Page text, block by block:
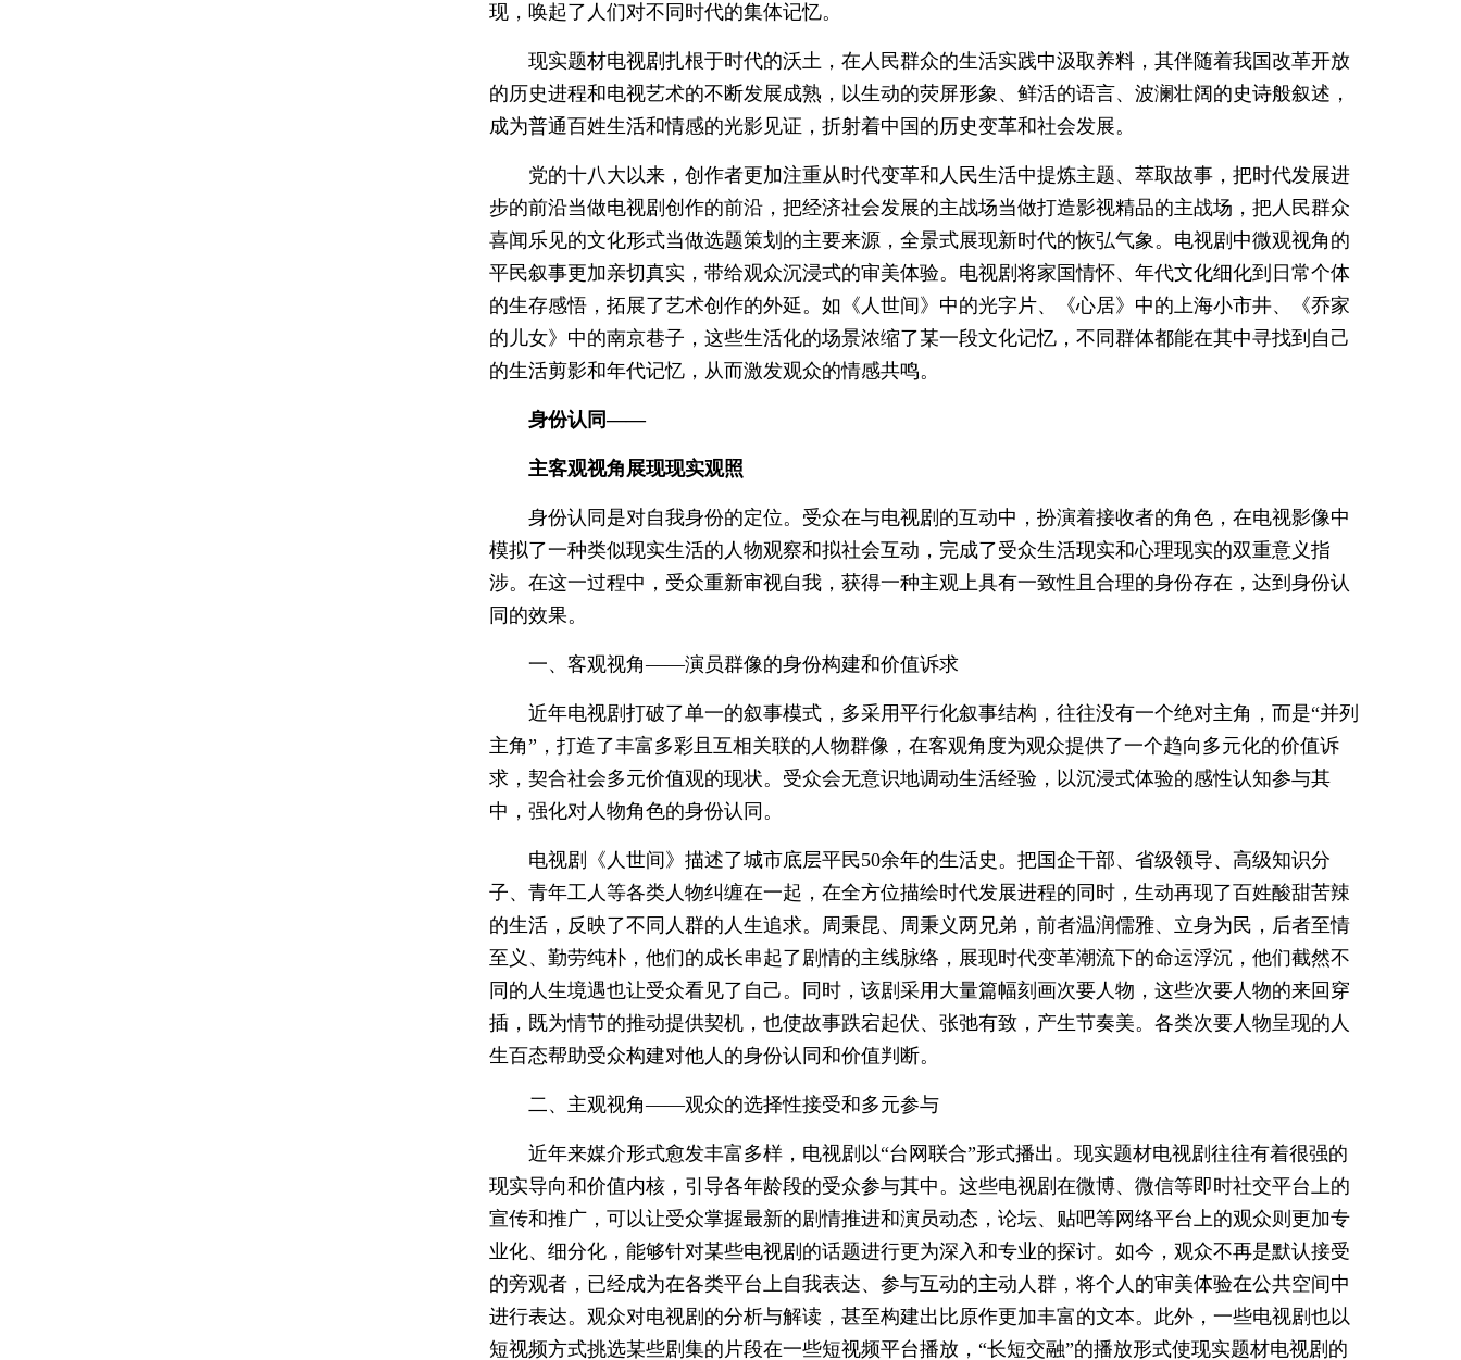
现，唤起了人们对不同时代的集体记忆。
现实题材电视剧扎根于时代的沃土，在人民群众的生活实践中汲取养料，其伴随着我国改革开放
的历史进程和电视艺术的不断发展成熟，以生动的荧屏形象、鲜活的语言、波澜壮阔的史诗般叙述，
成为普通百姓生活和情感的光影见证，折射着中国的历史变革和社会发展。
党的十八大以来，创作者更加注重从时代变革和人民生活中提炼主题、萃取故事，把时代发展进
步的前沿当做电视剧创作的前沿，把经济社会发展的主战场当做打造影视精品的主战场，把人民群众
喜闻乐见的文化形式当做选题策划的主要来源，全景式展现新时代的恢弘气象。电视剧中微观视角的
平民叙事更加亲切真实，带给观众沉浸式的审美体验。电视剧将家国情怀、年代文化细化到日常个体
的生存感悟，拓展了艺术创作的外延。如《人世间》中的光字片、《心居》中的上海小市井、《乔家
的儿女》中的南京巷子，这些生活化的场景浓缩了某一段文化记忆，不同群体都能在其中寻找到自己
的生活剪影和年代记忆，从而激发观众的情感共鸣。
身份认同——
主客观视角展现现实观照
身份认同是对自我身份的定位。受众在与电视剧的互动中，扮演着接收者的角色，在电视影像中
模拟了一种类似现实生活的人物观察和拟社会互动，完成了受众生活现实和心理现实的双重意义指
涉。在这一过程中，受众重新审视自我，获得一种主观上具有一致性且合理的身份存在，达到身份认
同的效果。
一、客观视角——演员群像的身份构建和价值诉求
近年电视剧打破了单一的叙事模式，多采用平行化叙事结构，往往没有一个绝对主角，而是“并列
主角”，打造了丰富多彩且互相关联的人物群像，在客观角度为观众提供了一个趋向多元化的价值诉
求，契合社会多元价值观的现状。受众会无意识地调动生活经验，以沉浸式体验的感性认知参与其
中，强化对人物角色的身份认同。
电视剧《人世间》描述了城市底层平民50余年的生活史。把国企干部、省级领导、高级知识分
子、青年工人等各类人物纠缠在一起，在全方位描绘时代发展进程的同时，生动再现了百姓酸甜苦辣
的生活，反映了不同人群的人生追求。周秉昆、周秉义两兄弟，前者温润儒雅、立身为民，后者至情
至义、勤劳纯朴，他们的成长串起了剧情的主线脉络，展现时代变革潮流下的命运浮沉，他们截然不
同的人生境遇也让受众看见了自己。同时，该剧采用大量篇幅刻画次要人物，这些次要人物的来回穿
插，既为情节的推动提供契机，也使故事跌宕起伏、张弛有致，产生节奏美。各类次要人物呈现的人
生百态帮助受众构建对他人的身份认同和价值判断。
二、主观视角——观众的选择性接受和多元参与
近年来媒介形式愈发丰富多样，电视剧以“台网联合”形式播出。现实题材电视剧往往有着很强的
现实导向和价值内核，引导各年龄段的受众参与其中。这些电视剧在微博、微信等即时社交平台上的
宣传和推广，可以让受众掌握最新的剧情推进和演员动态，论坛、贴吧等网络平台上的观众则更加专
业化、细分化，能够针对某些电视剧的话题进行更为深入和专业的探讨。如今，观众不再是默认接受
的旁观者，已经成为在各类平台上自我表达、参与互动的主动人群，将个人的审美体验在公共空间中
进行表达。观众对电视剧的分析与解读，甚至构建出比原作更加丰富的文本。此外，一些电视剧也以
短视频方式挑选某些剧集的片段在一些短视频平台播放，“长短交融”的播放形式使现实题材电视剧的